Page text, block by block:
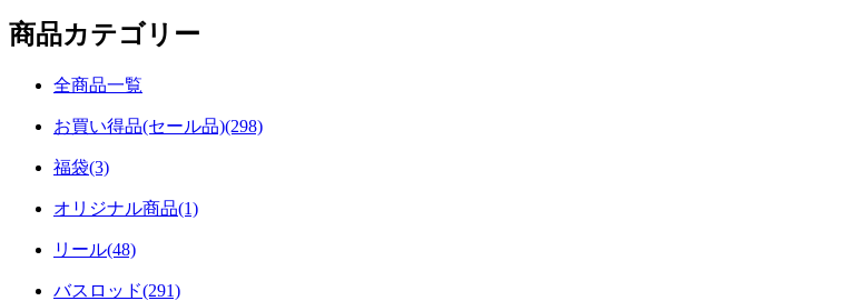
商品カテゴリー
全商品一覧
お買い得品(セール品)(298)
福袋(3)
オリジナル商品(1)
リール(48)
バスロッド(291)